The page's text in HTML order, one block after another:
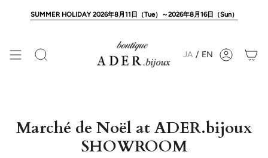
SUMMER HOLIDAY 2026年8月11日（Tue）～2026年8月16日（Sun）
Search JA / EN Account
Marché de Noël at ADER.bijoux
SHOWROOM